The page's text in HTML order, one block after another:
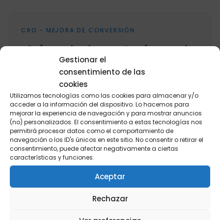
Gestionar el
consentimiento de las
cookies
Utilizamos tecnologías como las cookies para almacenar y/o
acceder a la información del dispositivo. Lo hacemos para
mejorar la experiencia de navegación y para mostrar anuncios
(no) personalizados. El consentimiento a estas tecnologías nos
permitirá procesar datos como el comportamiento de
navegación o los ID's únicos en este sitio. No consentir o retirar el
consentimiento, puede afectar negativamente a ciertas
características y funciones.
Aceptar
Rechazar
CRO - MEJORA DE CONVERSIÓN
¿Qué es un lead magnet y cómo usarlo
correctamente?
Consideramos lead magnet a un contenido de
calidad ofrecido de forma gratuita para los
usuarios a cambio de cualquier tipo de
información que para nosotros...
Miguel Tejeiro 5 min 15 Jul 2026
Cómo medir las Core Web Vitals en GA4
¿Qué son las Core Web Vitals? Tal y como